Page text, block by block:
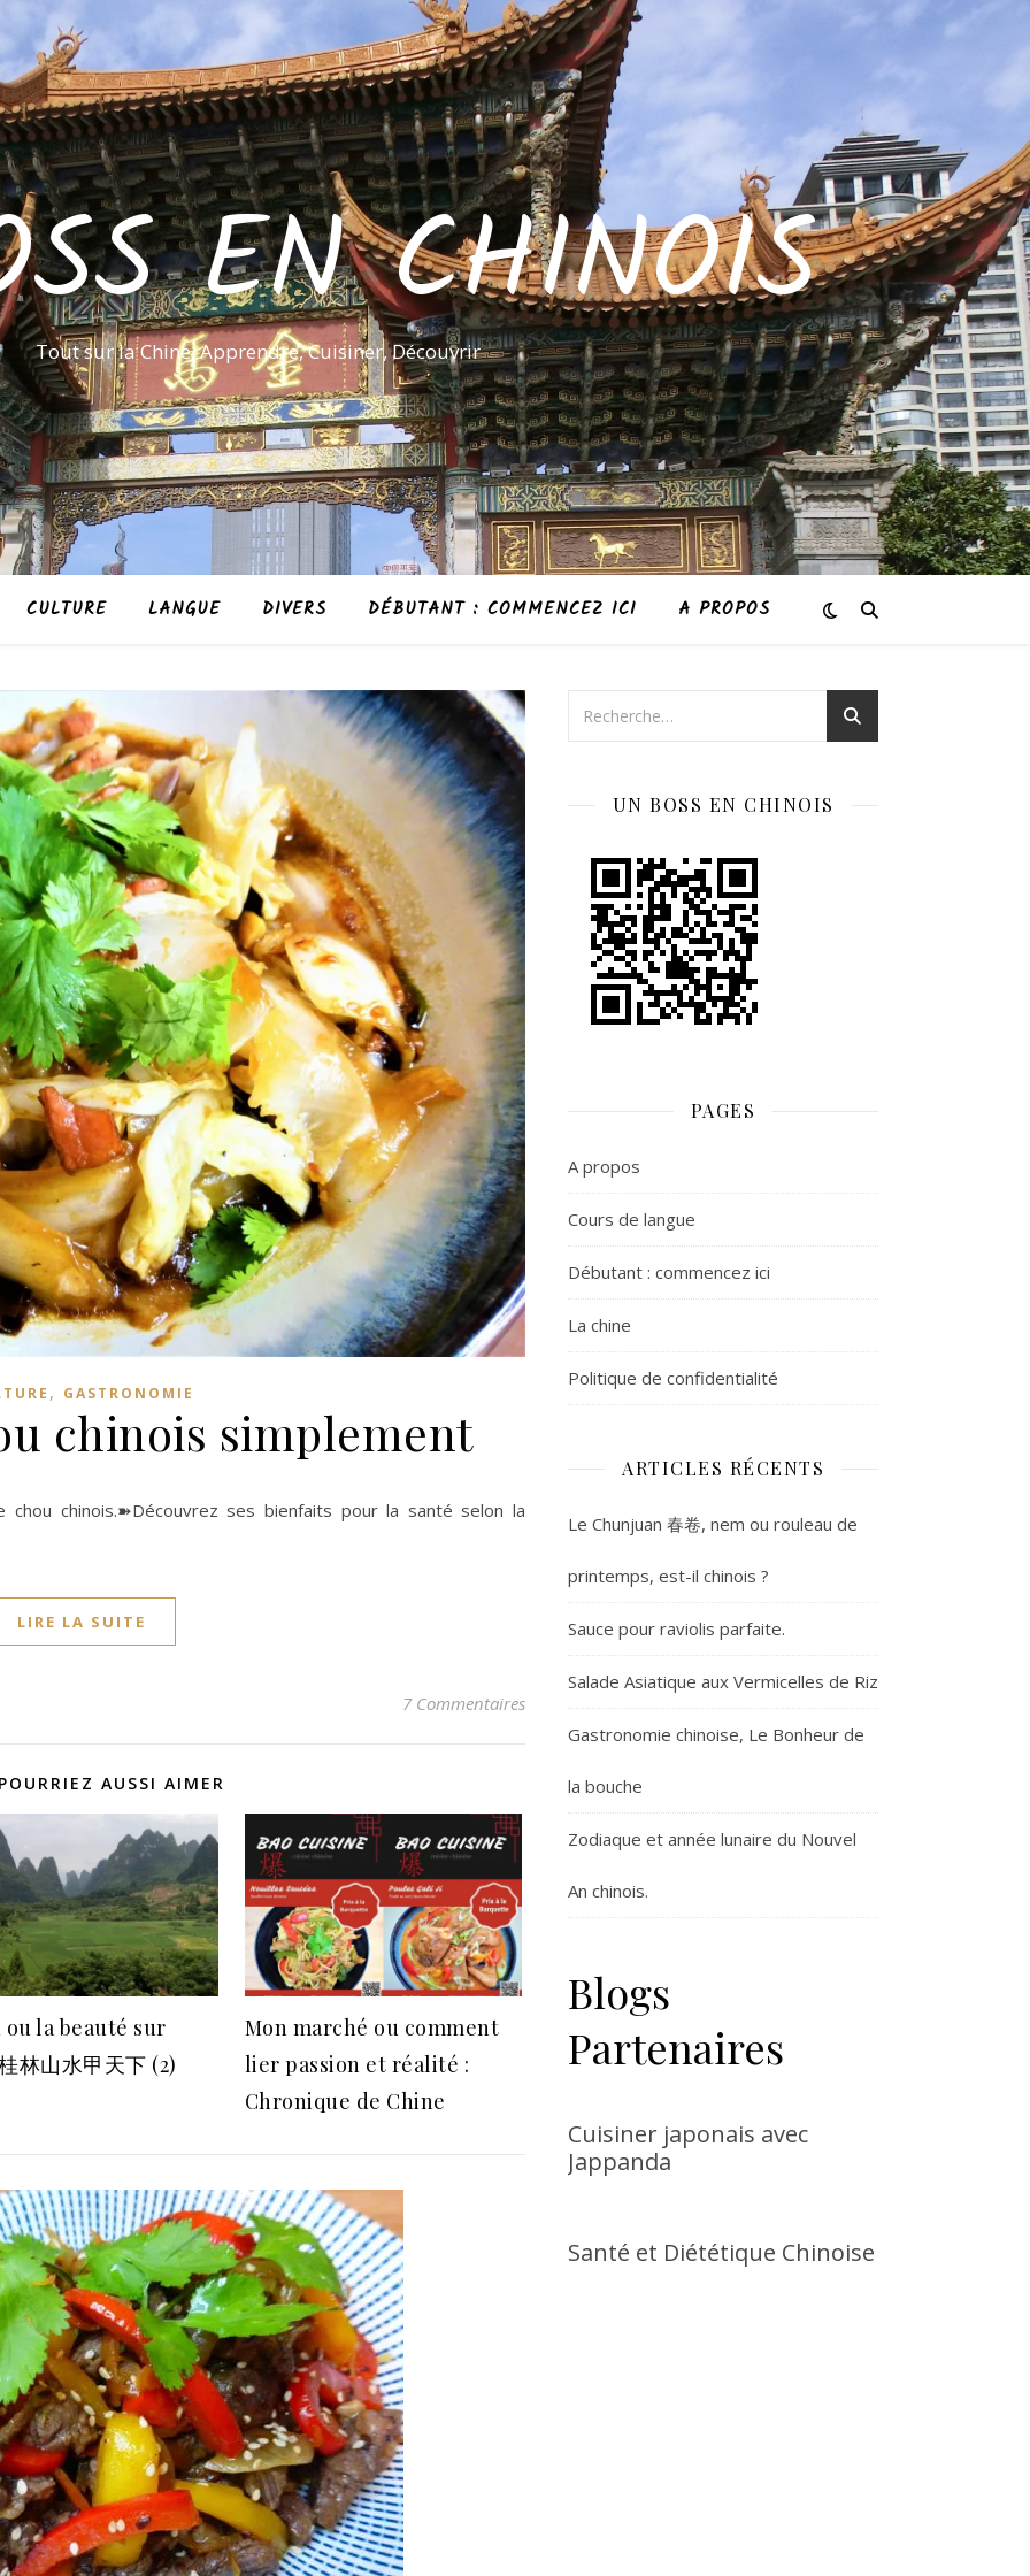
EN CHINOIS
Tout sur la Chine, Apprendre, Cuisiner, Découvrir
CULTURE LANGUE DIVERS DÉBUTANT : COMMENCEZ ICI A PROPOS
, GASTRONOMIE
chinois simplement
chinois.➽Découvrez ses bienfaits pour la santé selon la
LIRE LA SUITE
7 Commentaires
AUSSI AIMER
la beauté sur
林山水甲天下 (2)
Mon marché ou comment
lier passion et réalité :
Chronique de Chine
UN BOSS EN CHINOIS
PAGES
A propos
Cours de langue
Débutant : commencez ici
La chine
Politique de confidentialité
ARTICLES RÉCENTS
Le Chunjuan 春卷, nem ou rouleau de
printemps, est-il chinois ?
Sauce pour raviolis parfaite.
Salade Asiatique aux Vermicelles de Riz
Gastronomie chinoise, Le Bonheur de
la bouche
Zodiaque et année lunaire du Nouvel
An chinois.
Blogs
Partenaires
Cuisiner japonais avec
Jappanda
Santé et Diététique Chinoise